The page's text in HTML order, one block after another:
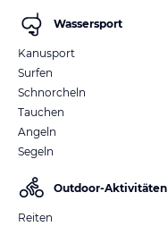
Wassersport
Kanusport
Surfen
Schnorcheln
Tauchen
Angeln
Segeln
Outdoor-Aktivitäten
Reiten